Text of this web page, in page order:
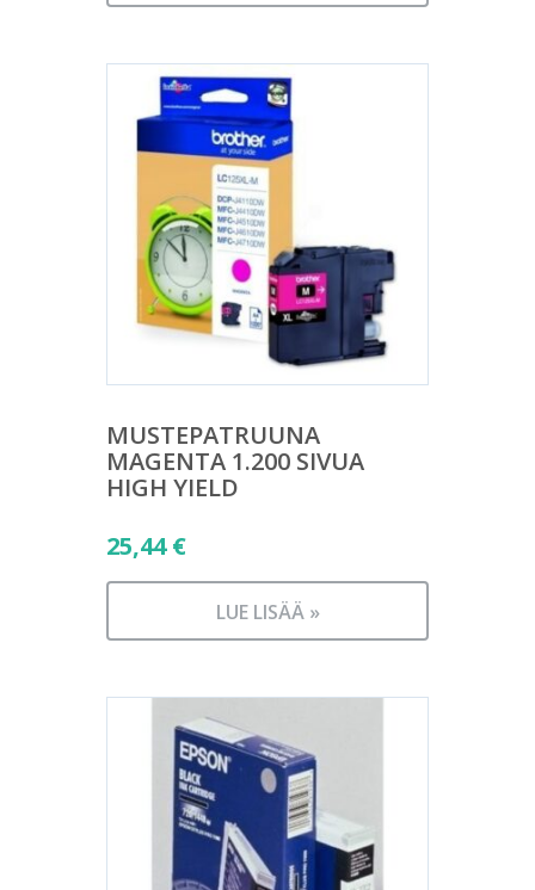
MUSTEPATRUUNA
MAGENTA 1.200 SIVUA
HIGH YIELD
25,44€
LUE LISÄÄ »